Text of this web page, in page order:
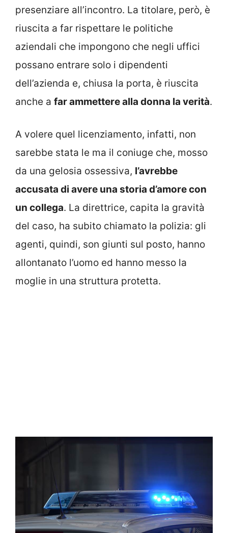
presenziare all’incontro. La titolare, però, è
riuscita a far rispettare le politiche
aziendali che impongono che negli uffici
possano entrare solo i dipendenti
dell’azienda e, chiusa la porta, è riuscita
anche a far ammettere alla donna la verità.
A volere quel licenziamento, infatti, non
sarebbe stata le ma il coniuge che, mosso
da una gelosia ossessiva, l’avrebbe
accusata di avere una storia d’amore con
un collega. La direttrice, capita la gravità
del caso, ha subito chiamato la polizia: gli
agenti, quindi, son giunti sul posto, hanno
allontanato l’uomo ed hanno messo la
moglie in una struttura protetta.